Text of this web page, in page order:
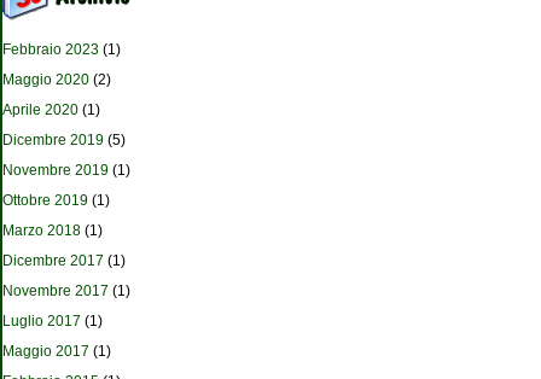
Febbraio 2023 (1)
Maggio 2020 (2)
Aprile 2020 (1)
Dicembre 2019 (5)
Novembre 2019 (1)
Ottobre 2019 (1)
Marzo 2018 (1)
Dicembre 2017 (1)
Novembre 2017 (1)
Luglio 2017 (1)
Maggio 2017 (1)